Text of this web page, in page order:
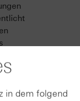
in dem folgend